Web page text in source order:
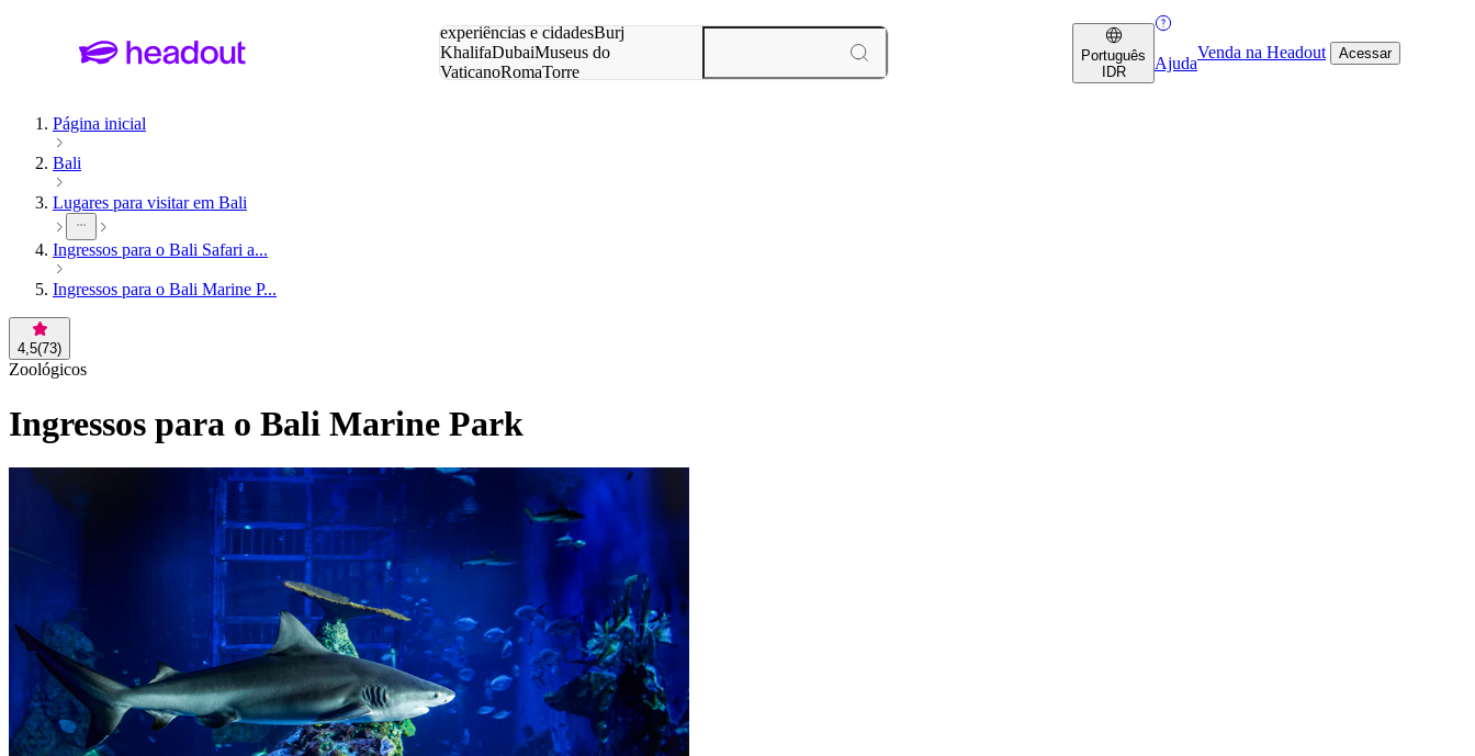
experiências e cidadesBurj
KhalifaDubaiMuseus do
VaticanoRomaTorre
Português
IDR
Ajuda
Venda na Headout Acessar
Página inicial
Bali
Lugares para visitar em Bali
Ingressos para o Bali Safari a...
Ingressos para o Bali Marine P...
4,5(73)
Zoológicos
Ingressos para o Bali Marine Park